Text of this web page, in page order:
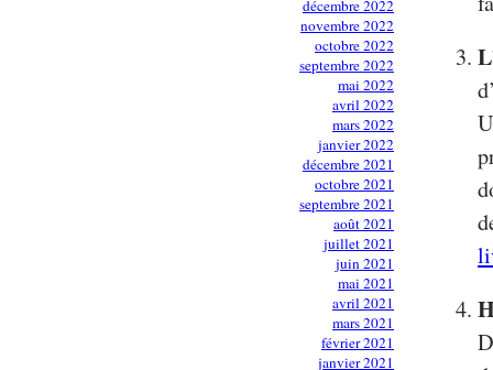
décembre 2022
novembre 2022
octobre 2022
septembre 2022
mai 2022
avril 2022
mars 2022
janvier 2022
décembre 2021
octobre 2021
septembre 2021
août 2021
juillet 2021
juin 2021
mai 2021
avril 2021
mars 2021
février 2021
janvier 2021